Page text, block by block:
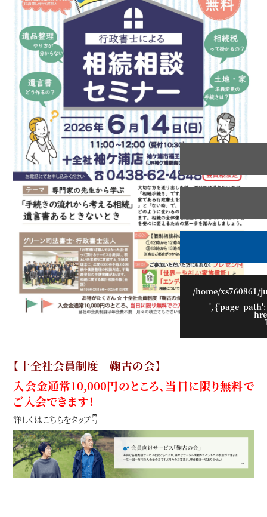
/home/
',
【十全社会員制度 鞠古の会】
入会金通常10,000円のところ、当日に限り無料で
ご入会できます！
詳しくはこちらをタップ👇